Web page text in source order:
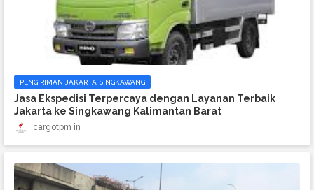
PENGIRIMAN JAKARTA SINGKAWANG
Jasa Ekspedisi Terpercaya dengan Layanan Terbaik
Jakarta ke Singkawang Kalimantan Barat
cargotpm